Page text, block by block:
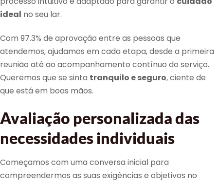
ideal no seu lar.
Com 97.3% de aprovação entre as pessoas que
atendemos, ajudamos em cada etapa, desde a primeira
reunião até ao acompanhamento contínuo do serviço.
Queremos que se sinta tranquilo e seguro, ciente de
que está em boas mãos.
Avaliação personalizada das
necessidades individuais
Começamos com uma conversa inicial para
compreendermos as suas exigências e objetivos no